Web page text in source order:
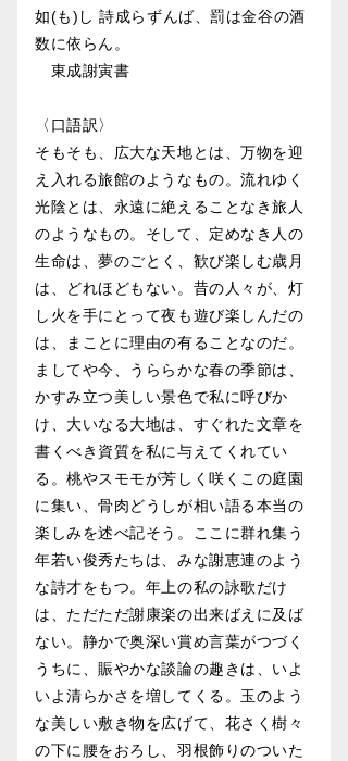
如(も)し 詩成らずんば、罰は金谷の酒
数に依らん。
東成謝寅書
〈口語訳〉
そもそも、広大な天地とは、万物を迎
え入れる旅館のようなもの。流れゆく
光陰とは、永遠に絶えることなき旅人
のようなもの。そして、定めなき人の
生命は、夢のごとく、歓び楽しむ歳月
は、どれほどもない。昔の人々が、灯
し火を手にとって夜も遊び楽しんだの
は、まことに理由の有ることなのだ。
ましてや今、うららかな春の季節は、
かすみ立つ美しい景色で私に呼びか
け、大いなる大地は、すぐれた文章を
書くべき資質を私に与えてくれてい
る。桃やスモモが芳しく咲くこの庭園
に集い、骨肉どうしが相い語る本当の
楽しみを述べ記そう。ここに群れ集う
年若い俊秀たちは、みな謝恵連のよう
な詩才をもつ。年上の私の詠歌だけ
は、ただただ謝康楽の出来ばえに及ば
ない。静かで奥深い賞め言葉がつづく
うちに、賑やかな談論の趣きは、いよ
いよ清らかさを増してくる。玉のよう
な美しい敷き物を広げて、花さく樹々
の下に腰をおろし、羽根飾りのついた